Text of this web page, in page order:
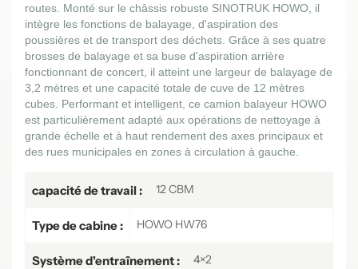
routes. Monté sur le châssis robuste SINOTRUK HOWO, il
intègre les fonctions de balayage, d'aspiration des
poussières et de transport des déchets. Grâce à ses quatre
brosses de balayage et sa buse d'aspiration arrière
fonctionnant de concert, il atteint une largeur de balayage de
3,2 mètres et une capacité totale de cuve de 12 mètres
cubes. Performant et intelligent, ce camion balayeur HOWO
est particulièrement adapté aux opérations de nettoyage à
grande échelle et à haut rendement des axes principaux et
des rues municipales en zones à circulation à gauche.
capacité de travail : 12 CBM
Type de cabine : HOWO HW76
Système d'entraînement : 4×2